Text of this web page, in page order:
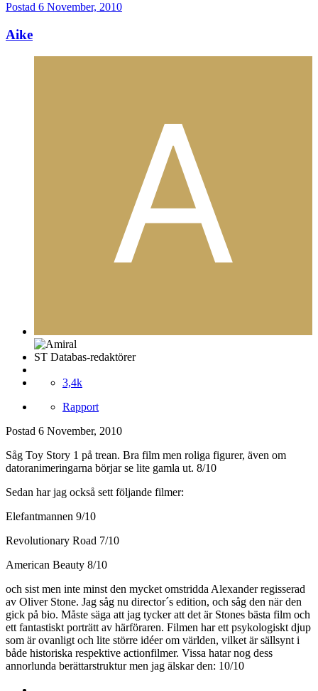
Postad 6 November, 2010
Aike
ST Databas-redaktörer
3,4k
Rapport
Postad 6 November, 2010
Såg Toy Story 1 på trean. Bra film men roliga figurer, även om
datoranimeringarna börjar se lite gamla ut. 8/10
Sedan har jag också sett följande filmer:
Elefantmannen 9/10
Revolutionary Road 7/10
American Beauty 8/10
och sist men inte minst den mycket omstridda Alexander regisserad
av Oliver Stone. Jag såg nu director´s edition, och såg den när den
gick på bio. Måste säga att jag tycker att det är Stones bästa film och
ett fantastiskt porträtt av härföraren. Filmen har ett psykologiskt djup
som är ovanligt och lite större idéer om världen, vilket är sällsynt i
både historiska respektive actionfilmer. Vissa hatar nog dess
annorlunda berättarstruktur men jag älskar den: 10/10